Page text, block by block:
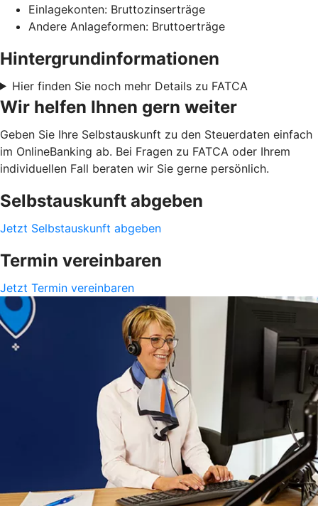
Einlagekonten: Bruttozinserträge
Andere Anlageformen: Bruttoerträge
Hintergrundinformationen
Hier finden Sie noch mehr Details zu FATCA
Wir helfen Ihnen gern weiter
Geben Sie Ihre Selbstauskunft zu den Steuerdaten einfach
im OnlineBanking ab. Bei Fragen zu FATCA oder Ihrem
individuellen Fall beraten wir Sie gerne persönlich.
Selbstauskunft abgeben
Jetzt Selbstauskunft abgeben
Termin vereinbaren
Jetzt Termin vereinbaren